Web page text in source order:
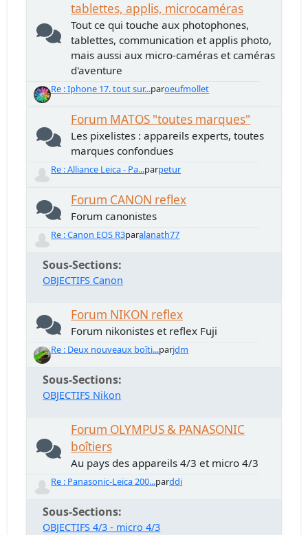
tablettes, applis, microcaméras
Tout ce qui touche aux photophones,
tablettes, communication et applis photo,
mais aussi aux micro-caméras et caméras
d'aventure
Re : Iphone 17. tout sur...paroeufmollet
Forum MATOS "toutes marques"
Les pixelistes : appareils experts, toutes
marques confondues
Re : Alliance Leica - Pa...parpetur
Forum CANON reflex
Forum canonistes
Re : Canon EOS R3paralanath77
Sous-Sections
OBJECTIFS Canon
Forum NIKON reflex
Forum nikonistes et reflex Fuji
Re : Deux nouveaux boîti...parjdm
Sous-Sections
OBJECTIFS Nikon
Forum OLYMPUS & PANASONIC
boîtiers
Au pays des appareils 4/3 et micro 4/3
Re : Panasonic-Leica 200...parddi
Sous-Sections
OBJECTIFS 4/3 - micro 4/3